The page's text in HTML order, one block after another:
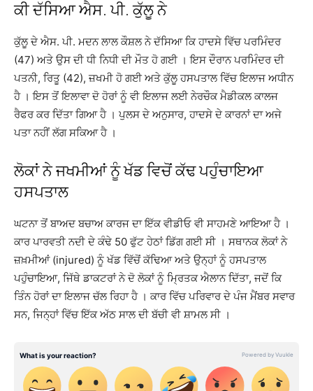
ਕੀ ਦੱਸਿਆ ਐਸ. ਪੀ. ਕੁੱਲੂ ਨੇ
ਕੁੱਲੂ ਦੇ ਐਸ. ਪੀ. ਮਦਨ ਲਾਲ ਕੌਸ਼ਲ ਨੇ ਦੱਸਿਆ ਕਿ ਹਾਦਸੇ ਵਿੱਚ ਪਰਮਿੰਦਰ
(47) ਅਤੇ ਉਸ ਦੀ ਧੀ ਨਿਧੀ ਦੀ ਮੌਤ ਹੋ ਗਈ । ਇਸ ਦੌਰਾਨ ਪਰਮਿੰਦਰ ਦੀ
ਪਤਨੀ, ਰਿਤੂ (42), ਜ਼ਖਮੀ ਹੋ ਗਈ ਅਤੇ ਕੁੱਲੂ ਹਸਪਤਾਲ ਵਿੱਚ ਇਲਾਜ ਅਧੀਨ
ਹੈ । ਇਸ ਤੋਂ ਇਲਾਵਾ ਦੋ ਹੋਰਾਂ ਨੂੰ ਵੀ ਇਲਾਜ ਲਈ ਨੇਰਚੌਕ ਮੈਡੀਕਲ ਕਾਲਜ
ਰੈਫਰ ਕਰ ਦਿੱਤਾ ਗਿਆ ਹੈ । ਪੁਲਸ ਦੇ ਅਨੁਸਾਰ, ਹਾਦਸੇ ਦੇ ਕਾਰਨਾਂ ਦਾ ਅਜੇ
ਪਤਾ ਨਹੀਂ ਲੱਗ ਸਕਿਆ ਹੈ ।
ਲੋਕਾਂ ਨੇ ਜਖਮੀਆਂ ਨੂੰ ਖੱਡ ਵਿਚੋਂ ਕੱਢ ਪਹੁੰਚਾਇਆ
ਹਸਪਤਾਲ
ਘਟਨਾ ਤੋਂ ਬਾਅਦ ਬਚਾਅ ਕਾਰਜ ਦਾ ਇੱਕ ਵੀਡੀਓ ਵੀ ਸਾਹਮਣੇ ਆਇਆ ਹੈ ।
ਕਾਰ ਪਾਰਵਤੀ ਨਦੀ ਦੇ ਕੰਢੇ 50 ਫੁੱਟ ਹੇਠਾਂ ਡਿੱਗ ਗਈ ਸੀ । ਸਥਾਨਕ ਲੋਕਾਂ ਨੇ
ਜ਼ਖ਼ਮੀਆਂ (injured) ਨੂੰ ਖੱਡ ਵਿੱਚੋਂ ਕੱਢਿਆ ਅਤੇ ਉਨ੍ਹਾਂ ਨੂੰ ਹਸਪਤਾਲ
ਪਹੁੰਚਾਇਆ, ਜਿੱਥੇ ਡਾਕਟਰਾਂ ਨੇ ਦੋ ਲੋਕਾਂ ਨੂੰ ਮ੍ਰਿਤਕ ਐਲਾਨ ਦਿੱਤਾ, ਜਦੋਂ ਕਿ
ਤਿੰਨ ਹੋਰਾਂ ਦਾ ਇਲਾਜ ਚੱਲ ਰਿਹਾ ਹੈ । ਕਾਰ ਵਿੱਚ ਪਰਿਵਾਰ ਦੇ ਪੰਜ ਮੈਂਬਰ ਸਵਾਰ
ਸਨ, ਜਿਨ੍ਹਾਂ ਵਿੱਚ ਇੱਕ ਅੱਠ ਸਾਲ ਦੀ ਬੱਚੀ ਵੀ ਸ਼ਾਮਲ ਸੀ ।